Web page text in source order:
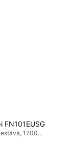
FN101EUSG
1700